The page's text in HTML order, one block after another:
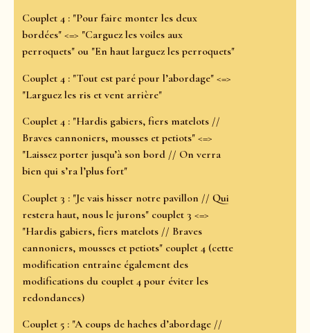
Couplet 4 : "Pour faire monter les deux
bordées" <=> "Carguez les voiles aux
perroquets" ou "En haut larguez les perroquets"
Couplet 4 : "Tout est paré pour l’abordage" <=>
"Larguez les ris et vent arrière"
Couplet 4 : "Hardis gabiers, fiers matelots //
Braves cannoniers, mousses et petiots" <=>
"Laissez porter jusqu’à son bord // On verra
bien qui s’ra l’plus fort"
Couplet 3 : "Je vais hisser notre pavillon // Qui
restera haut, nous le jurons" couplet 3 <=>
"Hardis gabiers, fiers matelots // Braves
cannoniers, mousses et petiots" couplet 4 (cette
modification entraîne également des
modifications du couplet 4 pour éviter les
redondances)
Couplet 5 : "A coups de haches d’abordage //